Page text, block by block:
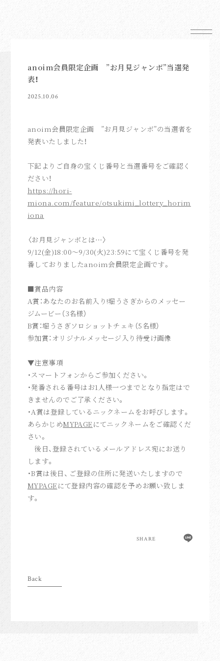
Shop
FC News
anoim Check
Archive
Login
Home
anoim会員限定企画 ”お月見ジャンボ”当選発
表！
2025.10.06
anoim会員限定企画 ”お月見ジャンボ”の当選者を
発表いたしました！
下記よりご自身の宝くじ番号と当選番号をご確認く
ださい！
https://hori-
miona.com/feature/otsukimi_lottery_horim
iona
〈お月見ジャンボとは…〉
9/12(金)18:00～9/30(火)23:59にて宝くじ番号を発
番しておりましたanoim会員限定企画です。
■賞品内容
A賞：あなたのお名前入り!堀うさぎからのメッセー
ジムービー（3名様）
B賞：堀うさぎソロショットチェキ（5名様）
参加賞：オリジナルメッセージ入り待受け画像
▼注意事項
・スマートフォンからご参加ください。
・発番される番号はお1人様一つまでとなり指定はで
きませんのでご了承ください。
・A賞は登録しているニックネームをお呼びします。
あらかじめMYPAGE にてニックネームをご確認くだ
さい。
後日、登録されているメールアドレス宛にお送り
します。
・B賞は後日、 ご登録の住所に発送いたしますので
MYPAGE にて登録内容の確認を予めお願い致しま
す。
SHARE